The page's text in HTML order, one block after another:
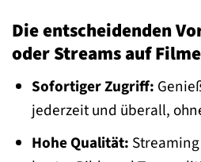
Die entscheidenden
oder Streams auf
Sofortiger Zugriff:
jederzeit und überall,
Hohe Qualität: